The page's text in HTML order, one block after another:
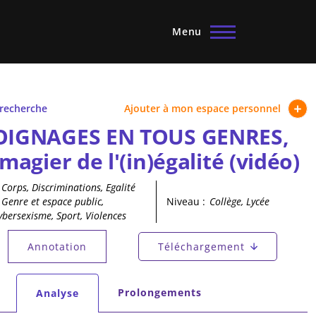
Menu
Ajouter à mon espace personnel
EN TOUS GENRES,
de l'(in)égalité (vidéo)
Corps, Discriminations, Egalité
et espace public,
Sport, Violences
Niveau : Collège, Lycée
Annotation Téléchargement
Analyse
(onglet actif) Prolongements